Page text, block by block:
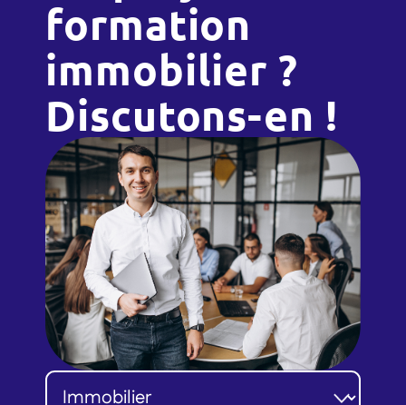
formation
immobilier ?
Discutons-en !
Catégorie